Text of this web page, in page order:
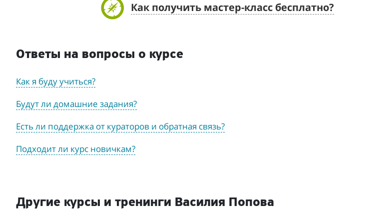
Как получить мастер-класс бесплатно?
Ответы на вопросы о курсе
Как я буду учиться?
Будут ли домашние задания?
Есть ли поддержка от кураторов и обратная связь?
Подходит ли курс новичкам?
Другие курсы и тренинги Василия Попова